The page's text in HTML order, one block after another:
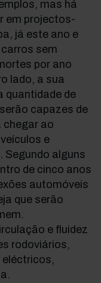
mas há
em projectos-
já este ano e
sem
por ano
lado, a sua
quantidade de
capazes de
chegar ao
e
alguns
de cinco anos
automóveis
que serão
e fluidez
rodoviários,
eléctricos,